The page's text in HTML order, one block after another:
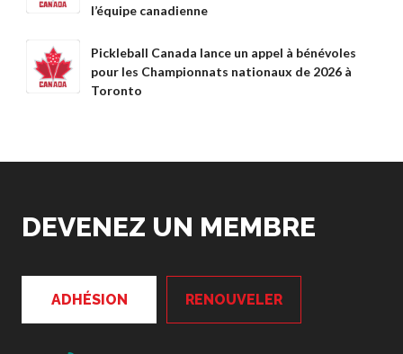
Para/Fauteuil Roulant
Développement à
long terme du joueur
formation des
entraîneurs
l’équipe canadienne
Pickleball Canada lance un appel à bénévoles
pour les Championnats nationaux de 2026 à
Toronto
DEVENEZ UN MEMBRE
ADHÉSION RENOUVELER